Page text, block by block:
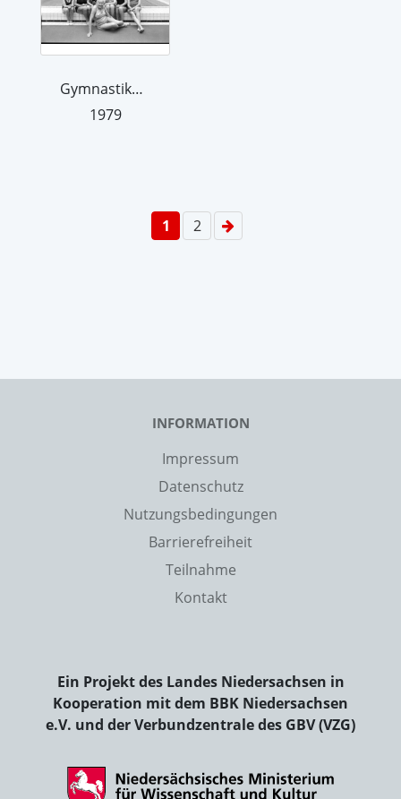
Gymnastikgruppe im Altenheim. Aus der...
1979
1 2
INFORMATION
Impressum
Datenschutz
Nutzungsbedingungen
Barrierefreiheit
Teilnahme
Kontakt
Ein Projekt des Landes Niedersachsen in
Kooperation mit dem BBK Niedersachsen
e.V. und der Verbundzentrale des GBV (VZG)